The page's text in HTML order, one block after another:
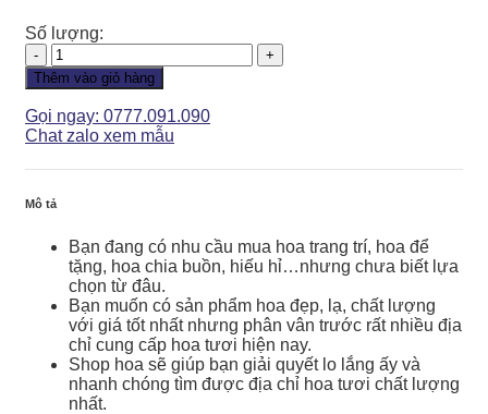
Số lượng:
Giỏ
Hoa
-
GH134
số
lượng
Thêm vào giỏ hàng
Gọi ngay: 0777.091.090
Chat zalo xem mẫu
Mô tả
Bạn đang có nhu cầu mua hoa trang trí, hoa để
tặng, hoa chia buồn, hiếu hỉ…nhưng chưa biết lựa
chọn từ đâu.
Bạn muốn có sản phẩm hoa đẹp, lạ, chất lượng
với giá tốt nhất nhưng phân vân trước rất nhiều địa
chỉ cung cấp hoa tươi hiện nay.
Shop hoa sẽ giúp bạn giải quyết lo lắng ấy và
nhanh chóng tìm được địa chỉ hoa tươi chất lượng
nhất.